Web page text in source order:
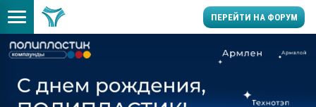
ПЕРЕЙТИ НА ФОРУМ